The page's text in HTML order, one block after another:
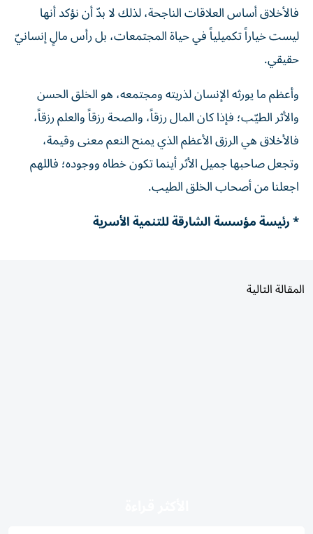
فالأخلاق أساس العلاقات الناجحة، لذلك لا بدّ أن نؤكد أنها
ليست خياراً تكميلياً في حياة المجتمعات، بل رأس مالٍ إنسانيّ
حقيقي.
وأعظم ما يورثه الإنسان لذريته ومجتمعه، هو الخلق الحسن
والأثر الطيّب؛ فإذا كان المال رزقاً، والصحة رزقاً والعلم رزقاً،
فالأخلاق هي الرزق الأعظم الذي يمنح النعم معنى وقيمة،
وتجعل صاحبها جميل الأثر أينما تكون خطاه ووجوده؛ فاللهم
اجعلنا من أصحاب الخلق الطيب.
* رئيسة مؤسسة الشارقة للتنمية الأسرية
المقالة التالية